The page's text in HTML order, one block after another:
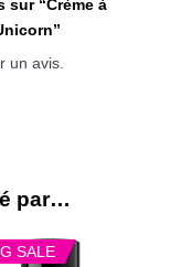
sur “Crème à
un avis.
par…
SALE